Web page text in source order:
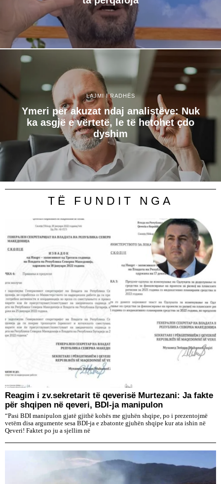
LAJMI I RADHËS
Ymeri për akuzat ndaj analistëve: Nuk
ka asgjë e vërtetë, le të hetohet çdo
dyshim
TË FUNDIT NGA
Reagim i zv.sekretarit të qeverisë Murtezani: Ja fakte
për shqipen në qeveri, BDI-ja manipulon
“Pasi BDI manipulon gjatë gjithë kohës me gjuhën shqipe, po i prezentojmë
vetëm disa argumente sesa BDI-ja e zbatonte gjuhën shqipe kur ata ishin në
Qeveri! Faktet po ju a sjellim në